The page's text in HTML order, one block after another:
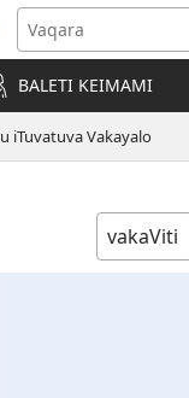
BALETI KEIMAMI
iTuvatuva Vakayalo